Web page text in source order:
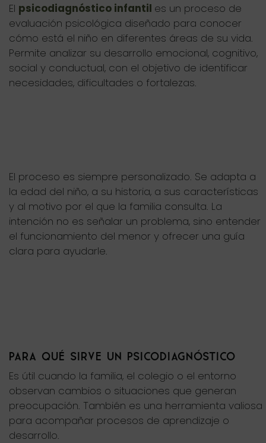
El psicodiagnóstico infantil es un proceso de
evaluación psicológica diseñado para conocer
cómo está el niño en diferentes áreas de su vida.
Permite analizar su desarrollo emocional, cognitivo,
social y conductual, con el objetivo de identificar
necesidades, dificultades o fortalezas.
El proceso es siempre personalizado. Se adapta a
la edad del niño, a su historia, a sus características
y al motivo por el que la familia consulta. La
intención no es señalar un problema, sino entender
el funcionamiento del menor y ofrecer una guía
clara para ayudarle.
PARA QUÉ SIRVE UN PSICODIAGNÓSTICO
Es útil cuando la familia, el colegio o el entorno
observan cambios o situaciones que generan
preocupación. También es una herramienta valiosa
para acompañar procesos de aprendizaje o
desarrollo.